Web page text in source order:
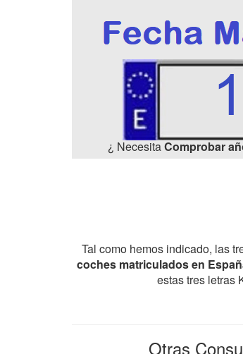
¿ NecesitaComprobar
Tal como hemos indicado, las
coches matriculados en
estas tres letras
Otras